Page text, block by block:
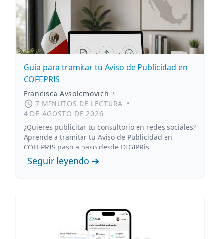
Guía para tramitar tu Aviso de Publicidad en
COFEPRIS
Francisca Avsolomovich •
7 MINUTOS DE LECTURA •
4 DE AGOSTO DE 2026
¿Quieres publicitar tu consultorio en redes sociales?
Aprende a tramitar tu Aviso de Publicidad en
COFEPRIS paso a paso desde DIGIPRis.
Seguir leyendo ➔